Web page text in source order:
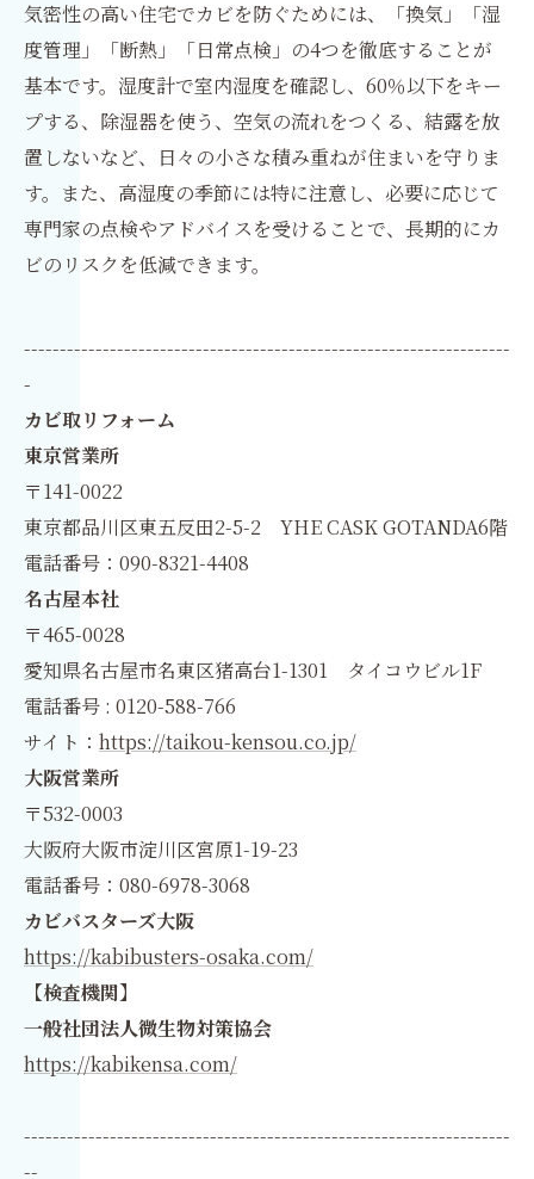
気密性の高い住宅でカビを防ぐためには、「換気」「湿
度管理」「断熱」「日常点検」の4つを徹底することが
基本です。湿度計で室内湿度を確認し、60％以下をキー
プする、除湿器を使う、空気の流れをつくる、結露を放
置しないなど、日々の小さな積み重ねが住まいを守りま
す。また、高湿度の季節には特に注意し、必要に応じて
専門家の点検やアドバイスを受けることで、長期的にカ
ビのリスクを低減できます。
--------------------------------------------------------------------
-
カビ取リフォーム
東京営業所
〒141-0022
東京都品川区東五反田2-5-2 YHE CASK GOTANDA6階
電話番号：090-8321-4408
名古屋本社
〒465-0028
愛知県名古屋市名東区猪高台1-1301 タイコウビル1F
電話番号 : 0120-588-766
サイト： https://taikou-kensou.co.jp/
大阪営業所
〒532-0003
大阪府大阪市淀川区宮原1-19-23
電話番号：080-6978-3068
カビバスターズ大阪
https://kabibusters-osaka.com/
【検査機関】
一般社団法人微生物対策協会
https://kabikensa.com/
--------------------------------------------------------------------
--